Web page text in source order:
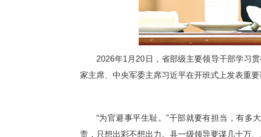
2026年1月20日，省部级主要领导干部学习
家主席、中央军委主席习近平在开班式上发表重
“为官避事平生耻。”干部就要有担当，有多
责，只想出彩不想出力。县一级领导要谋几十万